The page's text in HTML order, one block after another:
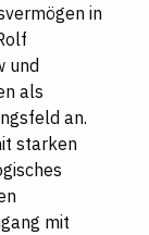
in
und
als
an.
starken
mit